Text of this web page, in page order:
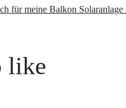
für meine Balkon Solaranlage
like